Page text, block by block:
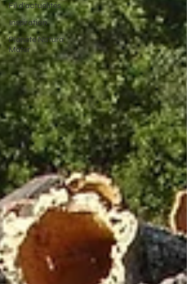
Fil d'actualités
Inspiration
Planète Natura
Mater